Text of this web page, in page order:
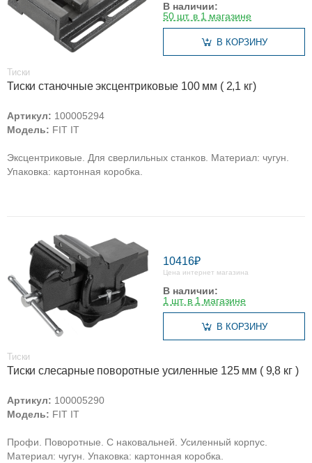
В наличии:
50 шт. в 1 магазине
В КОРЗИНУ
Тиски
Тиски станочные эксцентриковые 100 мм ( 2,1 кг)
Артикул: 100005294
Модель: FIT IT
Эксцентриковые. Для сверлильных станков. Материал: чугун.
Упаковка: картонная коробка.
10416₽
Цена интернет магазина
В наличии:
1 шт. в 1 магазине
В КОРЗИНУ
Тиски
Тиски слесарные поворотные усиленные 125 мм ( 9,8 кг )
Артикул: 100005290
Модель: FIT IT
Профи. Поворотные. С наковальней. Усиленный корпус.
Материал: чугун. Упаковка: картонная коробка.